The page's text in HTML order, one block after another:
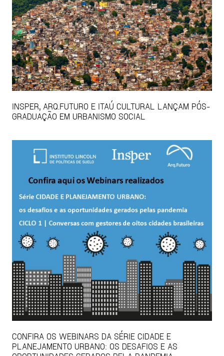
INSPER, ARQ.FUTURO E ITAÚ CULTURAL LANÇAM PÓS-
GRADUAÇÃO EM URBANISMO SOCIAL
CONFIRA OS WEBINARS DA SÉRIE CIDADE E
PLANEJAMENTO URBANO: OS DESAFIOS E AS